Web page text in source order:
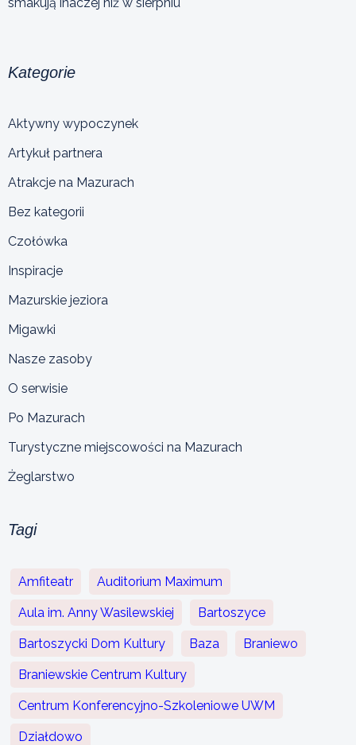
Kategorie
Aktywny wypoczynek
Artykuł partnera
Atrakcje na Mazurach
Bez kategorii
Czołówka
Inspiracje
Mazurskie jeziora
Migawki
Nasze zasoby
O serwisie
Po Mazurach
Turystyczne miejscowości na Mazurach
Żeglarstwo
Tagi
Amfiteatr Auditorium Maximum
Aula im. Anny Wasilewskiej Bartoszyce
Bartoszycki Dom Kultury Baza Braniewo
Braniewskie Centrum Kultury
Centrum Konferencyjno-Szkoleniowe UWM
Działdowo